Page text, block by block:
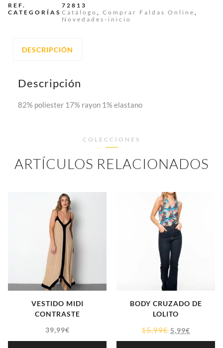
REF.
72813
CATEGORÍAS Catálogo , Comprar Faldas Online ,
Novedades-inicio
DESCRIPCIÓN
Descripción
82% poliester 17% rayon 1% elastano
COLECCIONES
ARTÍCULOS RELACIONADOS
VESTIDO MIDI
CONTRASTE
39,99€
BODY CRUZADO DE
LOLITO
15,99€ 5,99€